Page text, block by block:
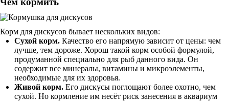
Корм для дискусов бывает нескольких видов:
Сухой корм. Качество его напрямую зависит от цены: чем
лучше, тем дороже. Хорош такой корм особой формулой,
продуманной специально для рыб данного вида. Он
содержит все минералы, витамины и микроэлементы,
необходимые для их здоровья.
Живой корм. Его дискусы поглощают более охотно, чем
сухой. Но кормление им несёт риск занесения в аквариум